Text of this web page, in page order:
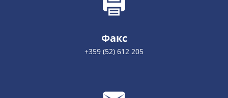
Факс
+359 (52) 612 205